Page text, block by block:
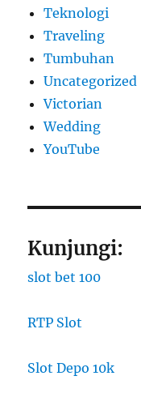
Teknologi
Traveling
Tumbuhan
Uncategorized
Victorian
Wedding
YouTube
Kunjungi:
slot bet 100
RTP Slot
Slot Depo 10k